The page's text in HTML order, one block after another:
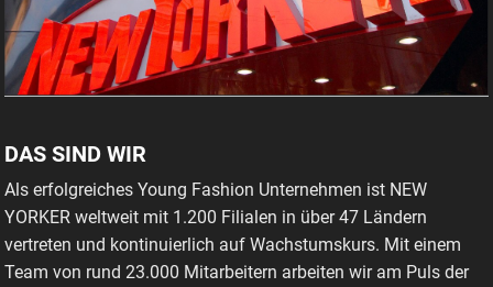
DAS SIND WIR
Als erfolgreiches Young Fashion Unternehmen ist NEW
YORKER weltweit mit 1.200 Filialen in über 47 Ländern
vertreten und kontinuierlich auf Wachstumskurs. Mit einem
Team von rund 23.000 Mitarbeitern arbeiten wir am Puls der